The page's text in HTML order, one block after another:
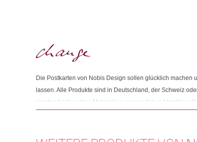
Die Postkarten von Nobis Design sollen glücklich machen
lassen. Alle Produkte sind in Deutschland, der Schweiz
werden hochwertige Materialien verwendet und